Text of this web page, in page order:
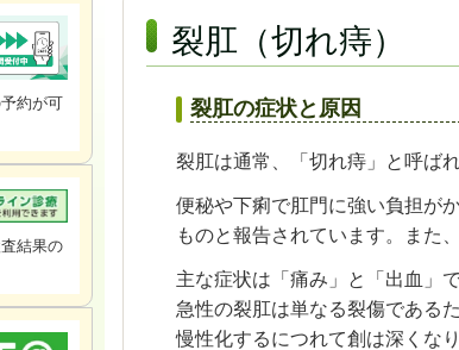
裂肛（切れ痔）
裂肛の症状と原因
裂肛は通常、「切れ痔」と呼ば
便秘や下痢で肛門に強い負担が
ものと報告されています。また
主な症状は「痛み」と「出血」で
急性の裂肛は単なる裂傷である
慢性化するにつれて創は深くな
約が可
結果の